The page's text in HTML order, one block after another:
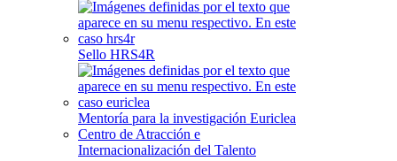
Sello HRS4R
Mentoría para la investigación Euriclea
Centro de Atracción e
Internacionalización del Talento